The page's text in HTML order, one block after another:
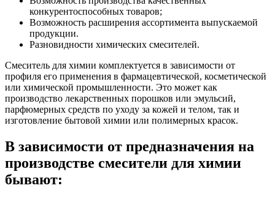
конкурентоспособных товаров;
Возможность расширения ассортимента выпускаемой
продукции.
Разновидности химических смесителей.
Смеситель для химии комплектуется в зависимости от
профиля его применения в фармацевтической, косметической
или химической промышленности. Это может как
производство лекарственных порошков или эмульсий,
парфюмерных средств по уходу за кожей и телом, так и
изготовление бытовой химии или полимерных красок.
В зависимости от предназначения на
производстве смесители для химии
бывают: